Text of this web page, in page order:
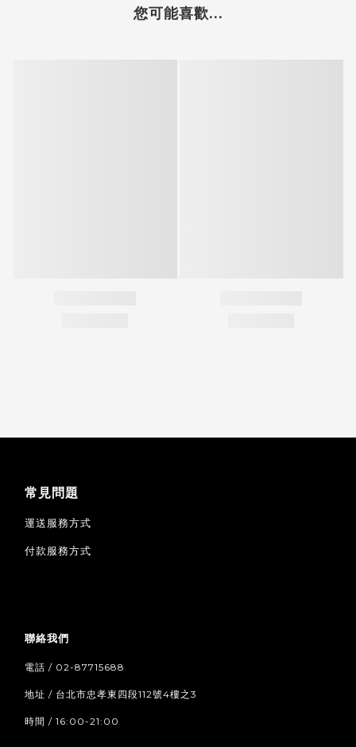
您可能喜歡...
常見問題
運送服務方式
付款服務方式
聯絡我們
電話 / 02-87715688
地址 / 台北市忠孝東四段112號4樓之3
時間 / 16:00-21:00